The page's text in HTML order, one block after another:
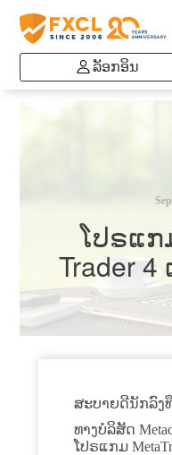
ລັອກອິນ
ໂປຣແກ
Trader 4
ສະບາຍດີນັກລົງ
ທາງບໍລິສັດ
ໂປຣແກມ